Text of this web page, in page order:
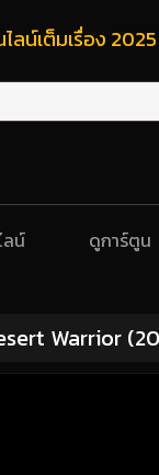
ลน์เต็มเรื่อง
ลน์ ดูการ์ตูน
Warrior